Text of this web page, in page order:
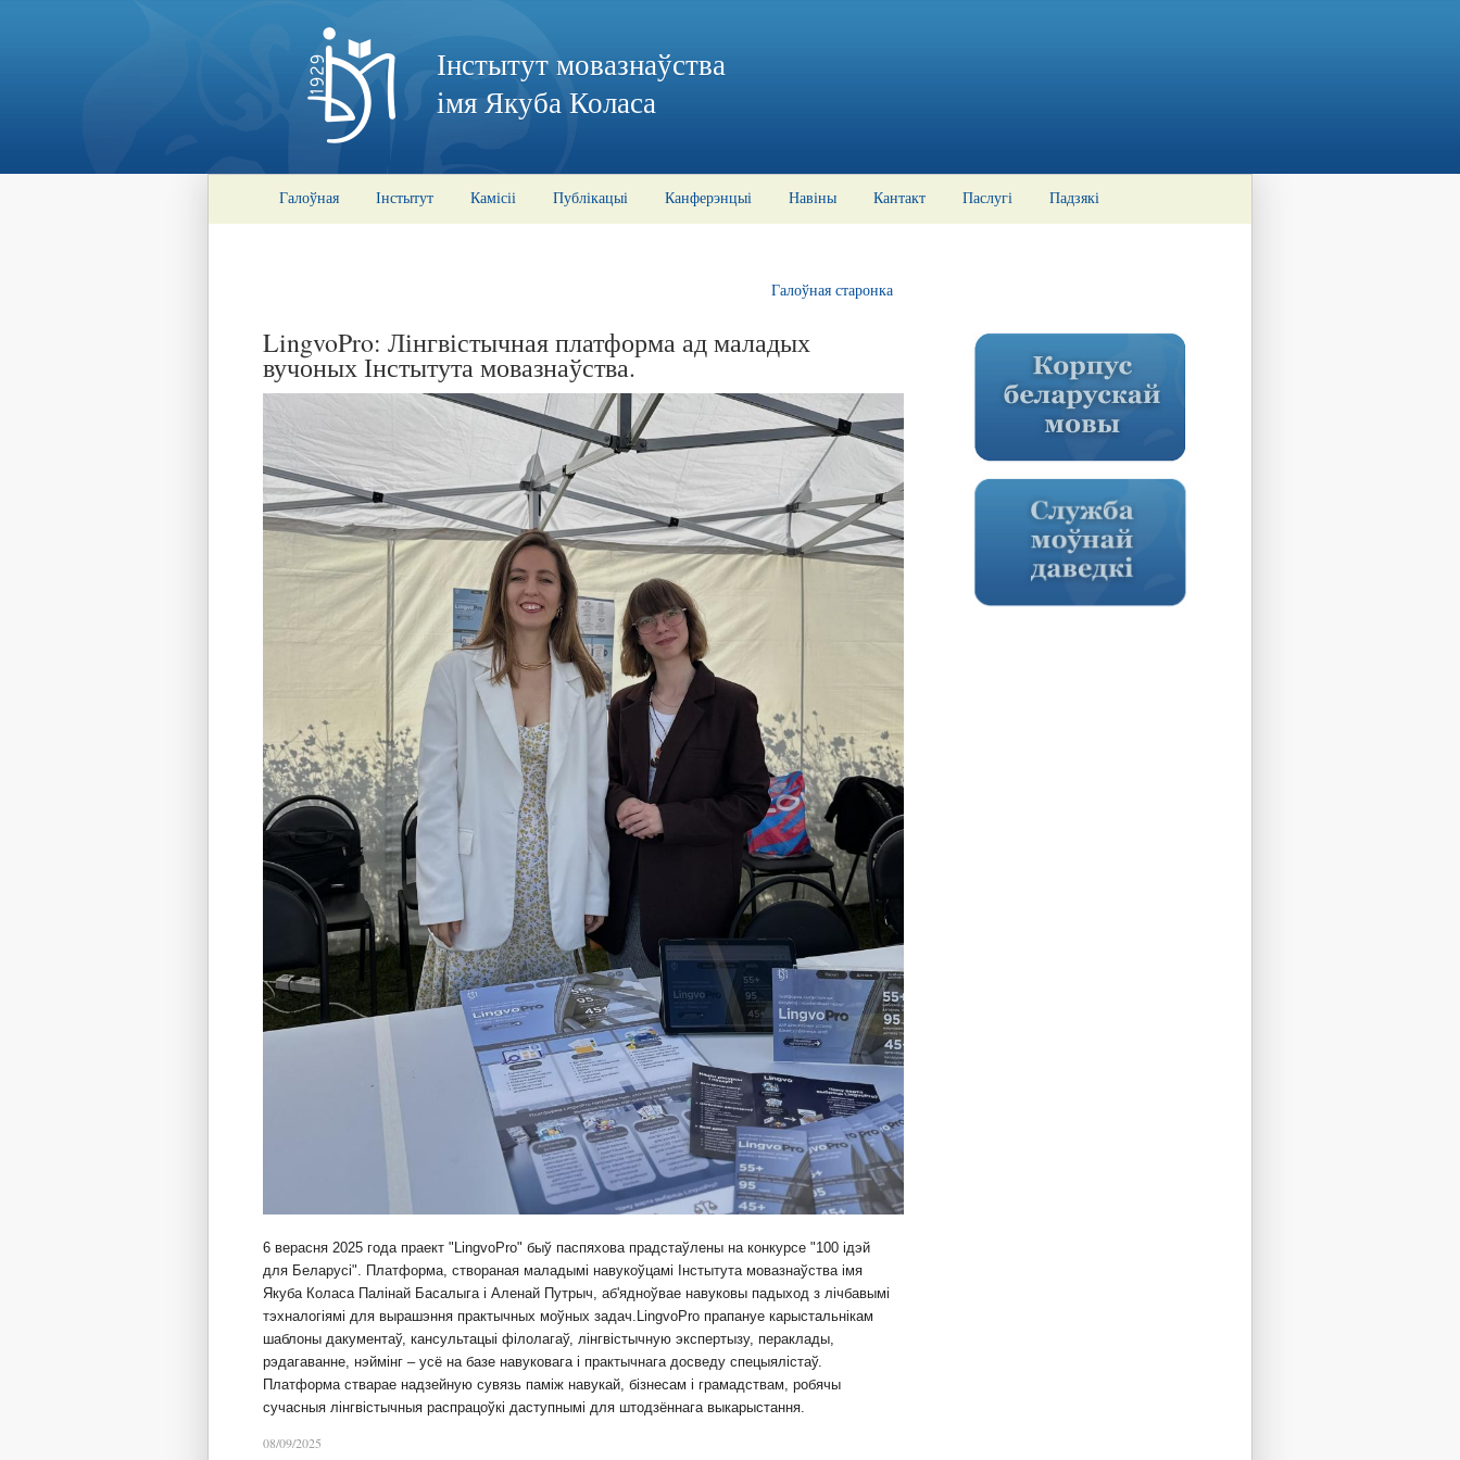
Інстытут мовазнаўства
імя Якуба Коласа
Галоўная Інстытут Камісіі Публікацыі Канферэнцыі Навіны Кантакт Паслугі Падзякі
Галоўная старонка
LingvoPro: Лінгвістычная платформа ад маладых
вучоных Інстытута мовазнаўства.
6 верасня 2025 года праект "LingvoPro" быў паспяхова прадстаўлены на конкурсе "100 ідэй
для Беларусі". Платформа, створаная маладымі навукоўцамі Інстытута мовазнаўства імя
Якуба Коласа Палінай Басалыга і Аленай Путрыч, аб'ядноўвае навуковы падыход з лічбавымі
тэхналогіямі для вырашэння практычных моўных задач.
LingvoPro прапануе карыстальнікам
шаблоны дакументаў, кансультацыі філолагаў, лінгвістычную экспертызу, пераклады,
рэдагаванне, нэймінг – усё на базе навуковага і практычнага досведу спецыялістаў.
Платформа стварае надзейную сувязь паміж навукай, бізнесам і грамадствам, робячы
сучасныя лінгвістычныя распрацоўкі даступнымі для штодзённага выкарыстання.
08/09/2025